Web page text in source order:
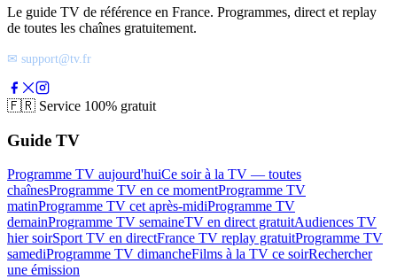
Le guide TV de référence en France. Programmes, direct et replay
de toutes les chaînes gratuitement.
✉ support@tv.fr
🇫🇷 Service 100% gratuit
Guide TV
Programme TV aujourd'huiCe soir à la TV — toutes
chaînesProgramme TV en ce momentProgramme TV
matinProgramme TV cet après-midiProgramme TV
demainProgramme TV semaineTV en direct gratuitAudiences TV
hier soirSport TV en directFrance TV replay gratuitProgramme TV
samediProgramme TV dimancheFilms à la TV ce soirRechercher
une émission